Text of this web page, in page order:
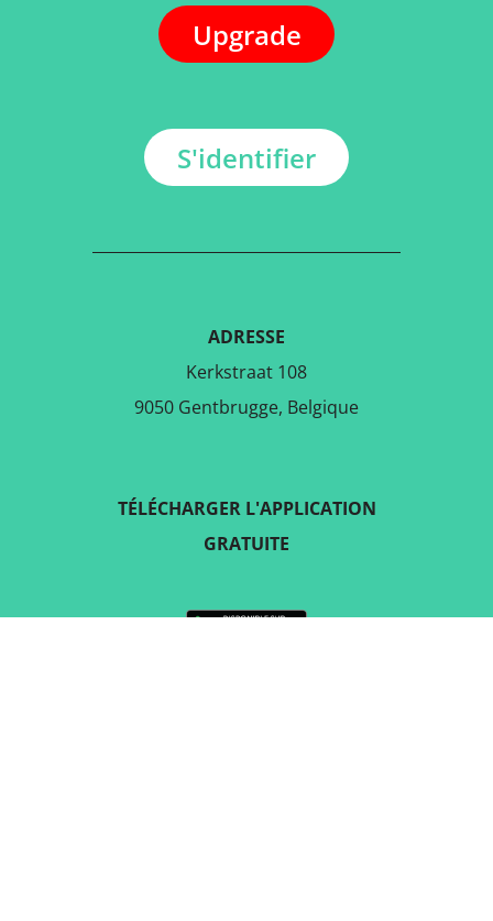
Upgrade
S'identifier
ADRESSE
Kerkstraat 108
9050 Gentbrugge, Belgique
TÉLÉCHARGER L'APPLICATION
GRATUITE